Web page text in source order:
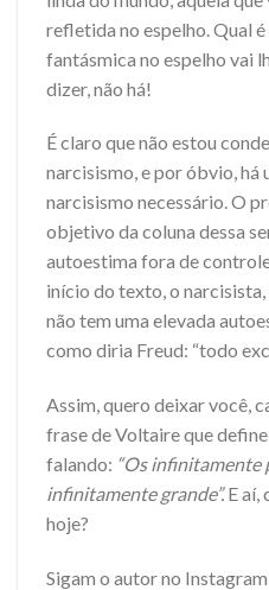
refletida no espelho. Qual
fantásmica no espelho vai
dizer, não há!
É claro que não estou
narcisismo, e por óbvio, há
narcisismo necessário. O
objetivo da coluna dessa
autoestima fora de
início do texto, o
não tem uma elevada
como diria Freud: “todo
Assim, quero deixar você,
frase de Voltaire que
falando: “Os infinitamente
infinitamente grande”.E aí,
hoje?
Sigam o autor no Instagram